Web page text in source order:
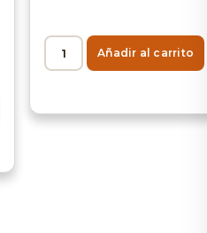
Añadir al carrito